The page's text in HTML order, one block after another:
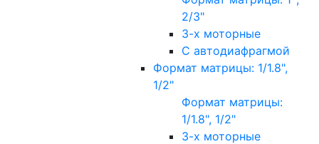
2/3"
3-х моторные
С автодиафрагмой
Формат матрицы: 1/1.8",
1/2"
Формат матрицы:
1/1.8", 1/2"
3-х моторные